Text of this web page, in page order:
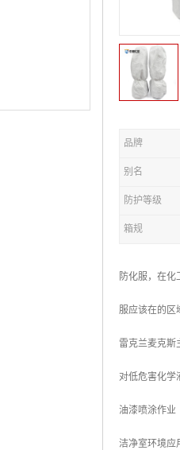
品牌
别名
防护等级
箱规
防化服，在
服应该在的区
雷克兰麦克斯
对低危害化学
油漆喷涂作业
洁净室环境应